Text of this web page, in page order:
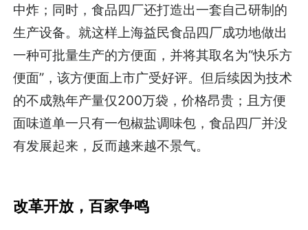
中炸；同时，食品四厂还打造出一套自己研制的
生产设备。就这样上海益民食品四厂成功地做出
一种可批量生产的方便面，并将其取名为“快乐方
便面”，该方便面上市广受好评。但后续因为技术
的不成熟年产量仅200万袋，价格昂贵；且方便
面味道单一只有一包椒盐调味包，食品四厂并没
有发展起来，反而越来越不景气。
改革开放，百家争鸣